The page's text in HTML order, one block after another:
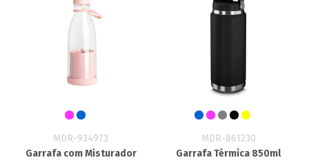
MDR-934973
Garrafa com Misturador
MDR-861230
Garrafa Térmica 850ml